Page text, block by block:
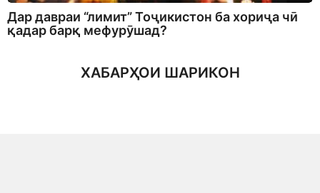
Дар давраи “лимит” Тоҷикистон ба хориҷа чӣ
қадар барқ мефурӯшад?
ХАБАРҲОИ ШАРИКОН